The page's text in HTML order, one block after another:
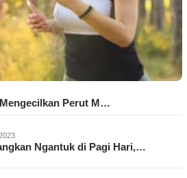
Perut M…
Ngantuk di Pagi Hari,…